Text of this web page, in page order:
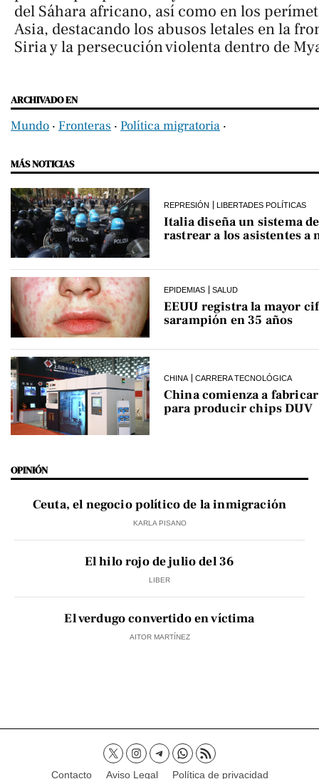
del Sáhara africano, así como en los
Asia, destacando los abusos letales en la
Siria y la persecución violenta dentro de
ARCHIVADO EN
Mundo ‧ Fronteras ‧ Política migratoria ‧
MÁS NOTICIAS
REPRESIÓN LIBERTADES POLÍTICAS
Italia diseña un sistema
rastrear a los asistentes a
EPIDEMIAS SALUD
EEUU registra la mayor
sarampión en 35 años
CHINA CARRERA TECNOLÓGICA
China comienza a
para producir chips DUV
OPINIÓN
Ceuta, el negocio político de la inmigración
KARLA PISANO
El hilo rojo de julio del 36
LIBER
El verdugo convertido en víctima
AITOR MARTÍNEZ
Contacto Aviso Legal
Política de privacidad